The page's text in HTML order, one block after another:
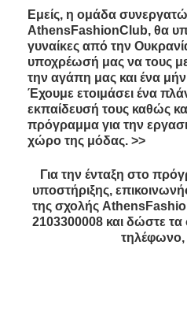
Εμείς, η ομάδα
AthensFashionClub, θα
γυναίκες από την
υποχρέωσή μας να τους
την αγάπη μας και ένα
Έχουμε ετοιμάσει ένα
εκπαίδευσή τους καθώς
πρόγραμμα για την
χώρο της μόδας. >>
Για την ένταξη στο
υποστήριξης,
της σχολής
2103300008 και δώστε
τηλέφωνο,